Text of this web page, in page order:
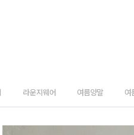
라운지웨어 여름양말 여